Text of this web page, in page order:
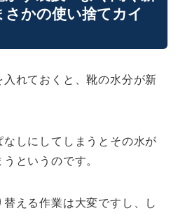
さかの使い捨てカイ
れておくと、靴の水分が新
しにしてしまうとその水が
というのです。
える作業は大変ですし、し